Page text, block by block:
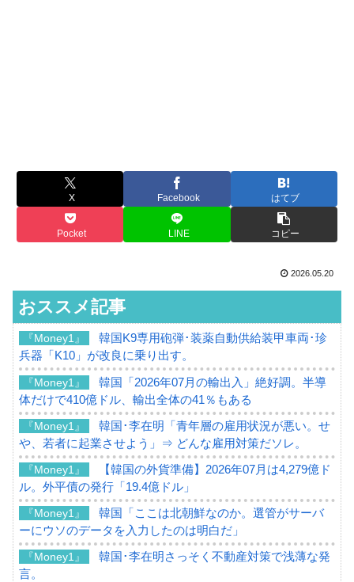
X Facebook はてブ
Pocket LINE コピー
2026.05.20
おススメ記事
『Money1』
韓国K9専用砲弾･装薬自動供給装甲車両･珍
兵器「K10」が改良に乗り出す。
『Money1』
韓国「2026年07月の輸出入」絶好調。半導
体だけで410億ドル、輸出全体の41％もある
『Money1』
韓国･李在明「青年層の雇用状況が悪い。せ
や、若者に起業させよう」⇒ どんな雇用対策だソレ。
『Money1』
【韓国の外貨準備】2026年07月は4,279億ド
ル。外平債の発行「19.4億ドル」
『Money1』
韓国「ここは北朝鮮なのか。選管がサーバ
ーにウソのデータを入力したのは明白だ」
『Money1』
韓国･李在明さっそく不動産対策で浅薄な発
言。